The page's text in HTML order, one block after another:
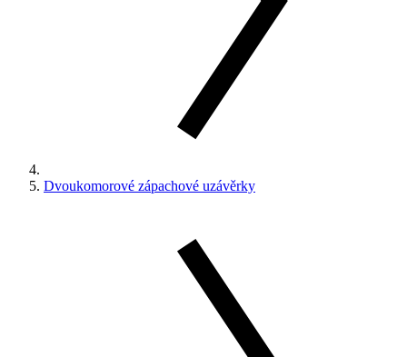
Dvoukomorové zápachové uzávěrky